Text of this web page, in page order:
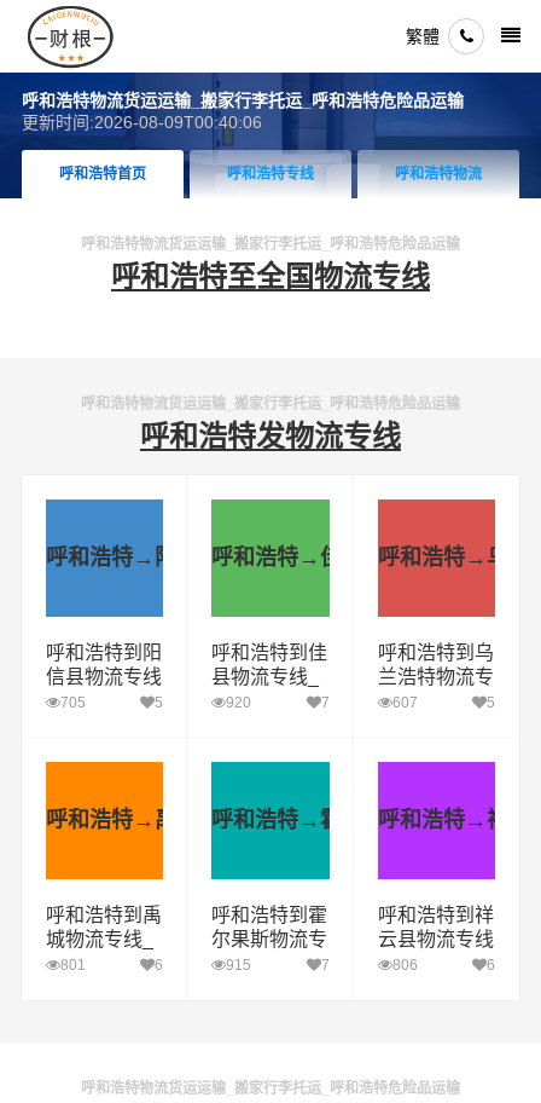
繁體
呼和浩特物流货运运输_搬家行李托运_呼和浩特危险品运输
更新时间:2026-08-09T00:40:06
呼和浩特首页 呼和浩特专线 呼和浩特物流
呼和浩特物流货运运输_搬家行李托运_呼和浩特危险品运输
呼和浩特至全国物流专线
呼和浩特物流货运运输_搬家行李托运_呼和浩特危险品运输
呼和浩特发物流专线
呼和浩特→阳信县
呼和浩特到阳
信县物流专线
_呼和浩特到
705 5
呼和浩特→佳县
呼和浩特到佳
县物流专线_
呼和浩特到佳
920 7
呼和浩特→乌兰
呼和浩特到乌
兰浩特物流专
线_呼和浩特
家好
607 5
呼和浩特→禹城
呼和浩特到禹
城物流专线_
呼和浩特到禹
801 6
呼和浩特→霍尔果斯
呼和浩特到霍
尔果斯物流专
线_呼和浩特
家好
915 7
呼和浩特→祥云
呼和浩特到祥
云县物流专线
_呼和浩特到
806 6
呼和浩特物流货运运输_搬家行李托运_呼和浩特危险品运输